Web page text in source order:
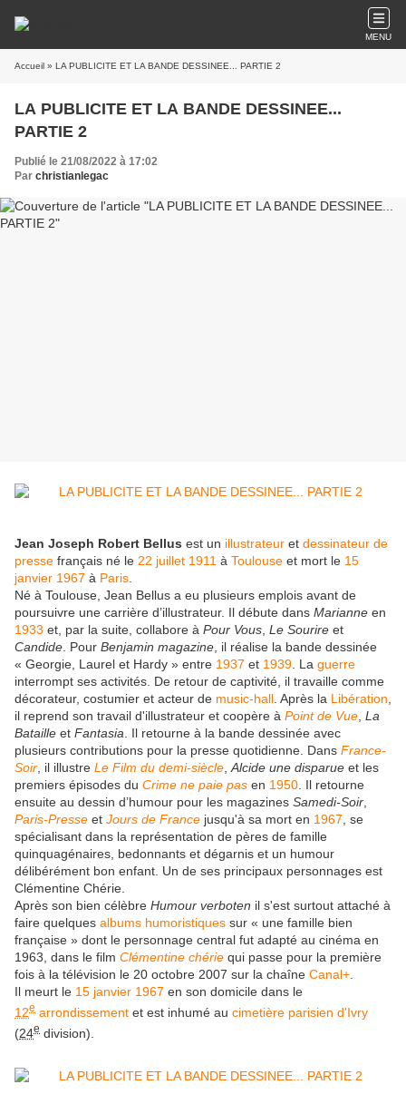
MENU
Accueil » LA PUBLICITE ET LA BANDE DESSINEE... PARTIE 2
LA PUBLICITE ET LA BANDE DESSINEE...
PARTIE 2
Publié le 21/08/2022 à 17:02
Par christianlegac
Jean Joseph Robert Bellus est un illustrateur et dessinateur de
presse français né le 22 juillet 1911 à Toulouse et mort le 15
janvier 1967 à Paris
Né à Toulouse, Jean Bellus a eu plusieurs emplois avant de
poursuivre une carrière d’illustrateur. Il débute dans Marianne en
1933 et, par la suite, collabore à Pour Vous Le Sourire et
Candide . Pour Benjamin magazine , il réalise la bande dessinée
« Georgie, Laurel et Hardy » entre 1937 et 1939 . La guerre
interrompt ses activités. De retour de captivité, il travaille comme
décorateur, costumier et acteur de music-hall . Après la Libération
il reprend son travail d'illustrateur et coopère à Point de Vue La
Bataille et Fantasia . Il retourne à la bande dessinée avec
plusieurs contributions pour la presse quotidienne. Dans France-
Soir , il illustre Le Film du demi-siècle Alcide une disparue et les
premiers épisodes du Crime ne paie pas en 1950 . Il retourne
ensuite au dessin d’humour pour les magazines Samedi-Soir
Paris-Presse et Jours de France jusqu'à sa mort en 1967 , se
spécialisant dans la représentation de pères de famille
quinquagénaires, bedonnants et dégarnis et un humour
délibérément bon enfant. Un de ses principaux personnages est
Clémentine Chérie.
Après son bien célèbre Humour verboten il s'est surtout attaché à
faire quelques albums humoristiques sur « une famille bien
française » dont le personnage central fut adapté au cinéma en
1963, dans le film Clémentine chérie qui passe pour la première
fois à la télévision le 20 octobre 2007 sur la chaîne Canal+
Il meurt le 15 janvier 1967 en son domicile dans le
12e arrondissement et est inhumé au cimetière parisien d'Ivry
(24e division).